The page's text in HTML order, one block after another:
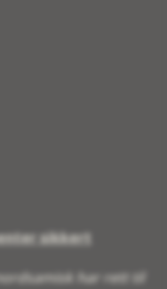
sikkert
har rett til